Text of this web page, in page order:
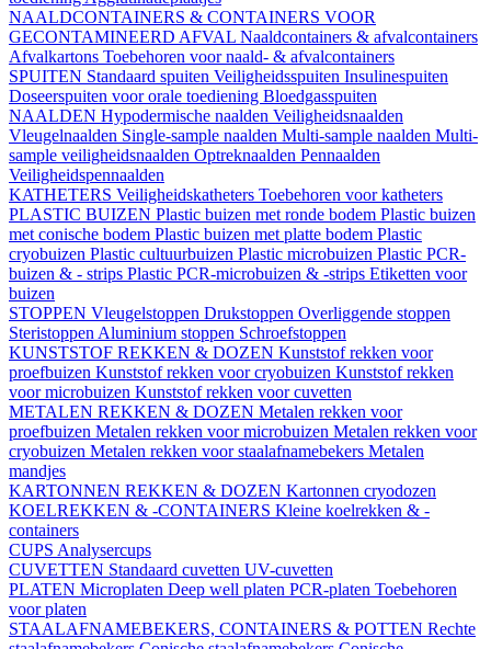
NAALDCONTAINERS & CONTAINERS VOOR
GECONTAMINEERD AFVAL Naaldcontainers & afvalcontainers
Afvalkartons Toebehoren voor naald- & afvalcontainers
SPUITEN Standaard spuiten Veiligheidsspuiten Insulinespuiten
Doseerspuiten voor orale toediening Bloedgasspuiten
NAALDEN Hypodermische naalden Veiligheidsnaalden
Vleugelnaalden Single-sample naalden Multi-sample naalden Multi-
sample veiligheidsnaalden Optreknaalden Pennaalden
Veiligheidspennaalden
KATHETERS Veiligheidskatheters Toebehoren voor katheters
PLASTIC BUIZEN Plastic buizen met ronde bodem Plastic buizen
met conische bodem Plastic buizen met platte bodem Plastic
cryobuizen Plastic cultuurbuizen Plastic microbuizen Plastic PCR-
buizen & - strips Plastic PCR-microbuizen & -strips Etiketten voor
buizen
STOPPEN Vleugelstoppen Drukstoppen Overliggende stoppen
Steristoppen Aluminium stoppen Schroefstoppen
KUNSTSTOF REKKEN & DOZEN Kunststof rekken voor
proefbuizen Kunststof rekken voor cryobuizen Kunststof rekken
voor microbuizen Kunststof rekken voor cuvetten
METALEN REKKEN & DOZEN Metalen rekken voor
proefbuizen Metalen rekken voor microbuizen Metalen rekken voor
cryobuizen Metalen rekken voor staalafnamebekers Metalen
mandjes
KARTONNEN REKKEN & DOZEN Kartonnen cryodozen
KOELREKKEN & -CONTAINERS Kleine koelrekken & -
containers
CUPS Analysercups
CUVETTEN Standaard cuvetten UV-cuvetten
PLATEN Microplaten Deep well platen PCR-platen Toebehoren
voor platen
STAALAFNAMEBEKERS, CONTAINERS & POTTEN Rechte